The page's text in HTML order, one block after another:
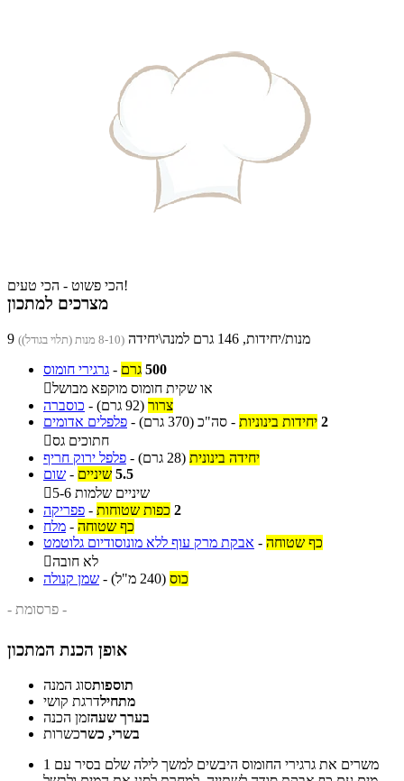
הכי פשוט - הכי טעים!
מצרכים למתכון
9 מנות/יחידות, 146 גרם למנה\יחידה (8-10 מנות (תלוי בגודל))
גרגירי חומוס - 500 גרם
או שקית חומוס מוקפא מבושל
כוסברה - צרור (92 גרם)
פלפלים אדומים - 2 יחידות בינוניות - סה"כ (370 גרם)
חתוכים גס
פלפל ירוק חריף - יחידה בינונית (28 גרם)
שום - 5.5 שיניים

5-6 שיניים שלמות
פפריקה - 2 כפות שטוחות
מלח - כף שטוחה
אבקת מרק עוף ללא מונוסודיום גלוטמט - כף שטוחה
לא חובה
שמן קנולה - כוס (240 מ"ל)
- פרסומת -
אופן הכנת המתכון
תוספותסוג המנה
מתחילדרגת קושי
בערך שעהזמן הכנה
בשרי, כשרכשרות
1